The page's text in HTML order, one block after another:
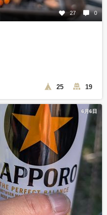
27 0
25 19
6月6日